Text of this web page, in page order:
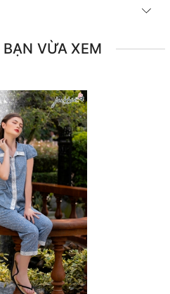
VỪA XEM